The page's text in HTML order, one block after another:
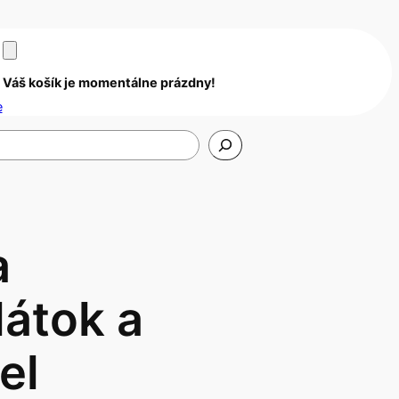
Váš košík je momentálne prázdny!
a